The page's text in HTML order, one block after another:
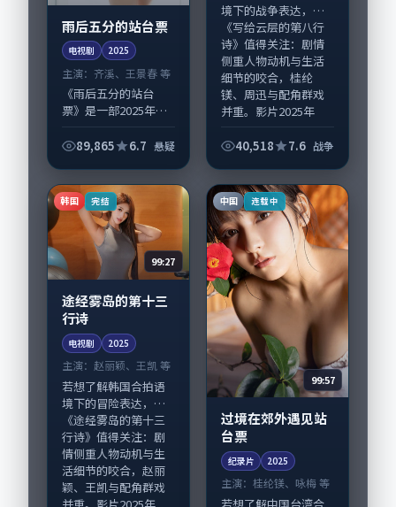
雨后五分的站台票
电视剧 2025
主演： 齐溪、王景春 等
《雨后五分的站台
票》是一部2025年前
剧，由李沧东执导，
参与重要戏份。故事
围绕当代都市中的...
89,865 6.7 悬疑
境下的战争表达，
《写给云层的第八行
诗》值得关注：剧情
侧重人物动机与生活
细节的咬合，桂纶
镁、周迅与配角群戏
并重。影片2025年
40,518
7.6 战争
韩国 完结
99:27
途经雾岛的第十三
行诗
电视剧 2025
主演： 赵丽颖、王凯 等
若想了解韩国合拍语
境下的冒险表达，
《途经雾岛的第十三
行诗》值得关注：剧
情侧重人物动机与生
活细节的咬合，赵丽
颖、王凯与配角群戏
并重。影片2025年...
中国 连载中
99:57
过境在郊外遇见站
台票
纪录片 2025
主演：桂纶镁、咏梅 等